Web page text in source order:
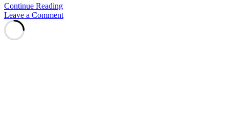
Continue Reading(Feld-)Notizen
anfertigen
Leave a Comment